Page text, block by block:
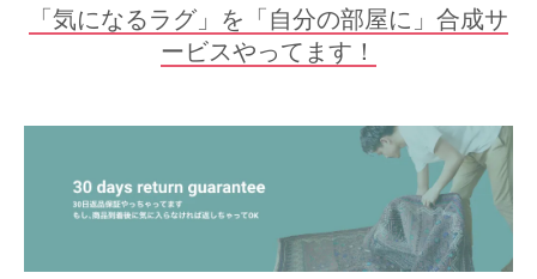
「気になるラグ」を「自分の部屋に」合成サ
ービスやってます！